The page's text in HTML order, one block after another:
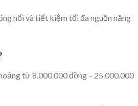
hổi và tiết kiệm tối đa nguồn năng
từ 8.000.000 đồng – 25.000.000